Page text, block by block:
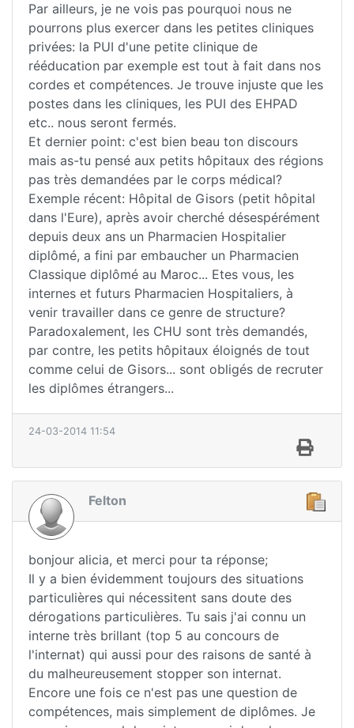
Par ailleurs, je ne vois pas pourquoi nous ne
pourrons plus exercer dans les petites cliniques
privées: la PUI d'une petite clinique de
rééducation par exemple est tout à fait dans nos
cordes et compétences. Je trouve injuste que les
postes dans les cliniques, les PUI des EHPAD
etc.. nous seront fermés.
Et dernier point: c'est bien beau ton discours
mais as-tu pensé aux petits hôpitaux des régions
pas très demandées par le corps médical?
Exemple récent: Hôpital de Gisors (petit hôpital
dans l'Eure), après avoir cherché désespérément
depuis deux ans un Pharmacien Hospitalier
diplômé, a fini par embaucher un Pharmacien
Classique diplômé au Maroc... Etes vous, les
internes et futurs Pharmacien Hospitaliers, à
venir travailler dans ce genre de structure?
Paradoxalement, les CHU sont très demandés,
par contre, les petits hôpitaux éloignés de tout
comme celui de Gisors... sont obligés de recruter
les diplômes étrangers...
24-03-2014 11:54
Felton
bonjour alicia, et merci pour ta réponse;
Il y a bien évidemment toujours des situations
particulières qui nécessitent sans doute des
dérogations particulières. Tu sais j'ai connu un
interne très brillant (top 5 au concours de
l'internat) qui aussi pour des raisons de santé à
du malheureusement stopper son internat.
Encore une fois ce n'est pas une question de
compétences, mais simplement de diplômes. Je